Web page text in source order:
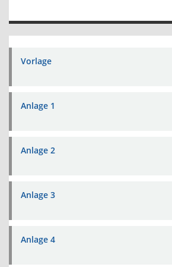
Vorlage
Anlage 1
Anlage 2
Anlage 3
Anlage 4